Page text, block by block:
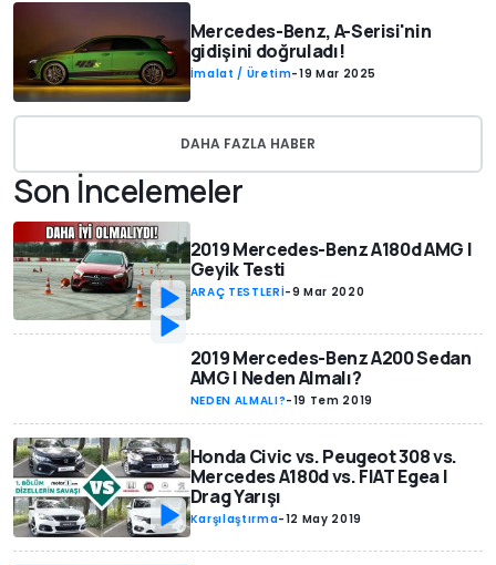
Mercedes-Benz, A-Serisi'nin
gidişini doğruladı!
İmalat / Üretim-19 Mar 2025
DAHA FAZLA HABER
Son İncelemeler
2019 Mercedes-Benz A180d AMG |
Geyik Testi
ARAÇ TESTLERİ-9 Mar 2020
2019 Mercedes-Benz A200 Sedan
AMG | Neden Almalı?
NEDEN ALMALI?-19 Tem 2019
Honda Civic vs. Peugeot 308 vs.
Mercedes A180d vs. FIAT Egea |
Drag Yarışı
Karşılaştırma-12 May 2019